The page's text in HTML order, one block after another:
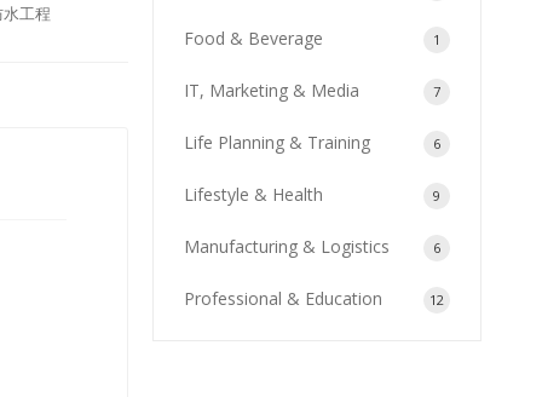
工程
Food & Beverage 1
IT, Marketing & Media 7
Life Planning & Training 6
Lifestyle & Health 9
Manufacturing & Logistics 6
Professional & Education 12